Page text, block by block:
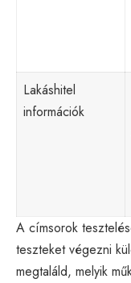
Lakáshitel
információk
A címsorok
teszteket végezni
megtaláld, melyik